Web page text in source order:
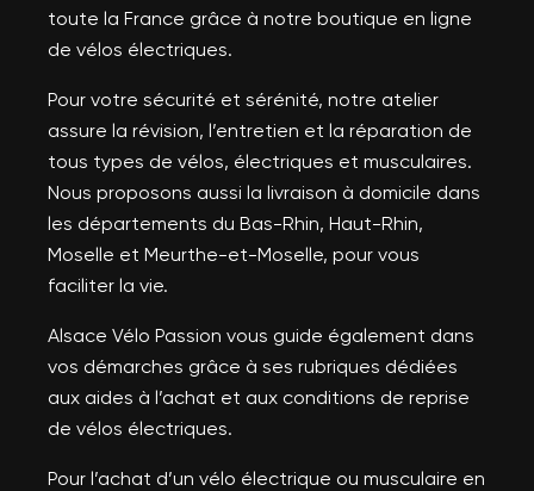
toute la France grâce à notre boutique en ligne
de vélos électriques.
Pour votre sécurité et sérénité, notre atelier
assure la révision, l’entretien et la réparation de
tous types de vélos, électriques et musculaires.
Nous proposons aussi la livraison à domicile dans
les départements du Bas-Rhin, Haut-Rhin,
Moselle et Meurthe-et-Moselle, pour vous
faciliter la vie.
Alsace Vélo Passion vous guide également dans
vos démarches grâce à ses rubriques dédiées
aux aides à l’achat et aux conditions de reprise
de vélos électriques.
Pour l’achat d’un vélo électrique ou musculaire en